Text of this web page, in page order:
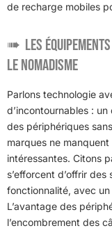
de recharge mobiles
Les
le nomadisme
Parlons technologie
d’incontournables :
des périphériques
marques ne
intéressantes. Citons
s’efforcent d’offrir
fonctionnalité, avec
L’avantage des
l’encombrement des